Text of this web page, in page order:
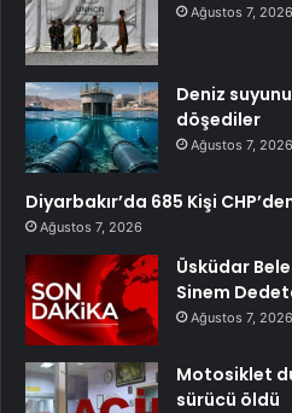
Ağustos 7, 2026
Deniz
döşediler
Ağustos 7, 2026
Diyarbakır’da 685 Kişi
Ağustos 7, 2026
Üsküdar
Sinem
Ağustos 7, 2026
Motosiklet
sürücü öldü